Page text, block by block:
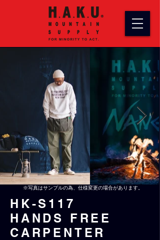
​※写真はサンプルの為、仕様変更の場合があります。
HK-S117
HANDS FRE E
CARPENTER